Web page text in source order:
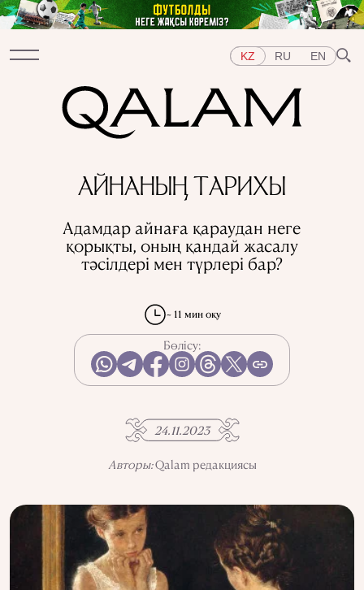
KZ RU EN
ДӘРІСТЕР ХИКАЯ
ҚЫСҚА-НҰСҚА
Тақырыптар
ШЫҒЫС
БАТЫС ОРТАЛЫҚ АЗИЯ
ҚАЗАҚСТАН
АДАМДАР
ӨНЕР ТАРИХ ДӘМІ
ҚАЛАЛАР
МАМАНДЫҚТАР
QALAM ЖОБАСЫ ТУРАЛЫ
QALAM-ДАҒЫ ЖАРНАМА
БІЗДІҢ АВТОРЛАР
АЙНАНЫҢ ТАРИХЫ
Адамдар айнаға қараудан неге
қорықты, оның қандай жасалу
тәсілдері мен түрлері бар?
~ 11 мин оқу
Бөлісу:
24.11.2023
Авторы:Qalam редакциясы